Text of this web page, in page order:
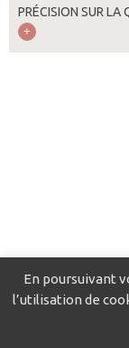
PRÉCISION SUR LA
Catalogue pour
En poursuivant
l’utilisation de